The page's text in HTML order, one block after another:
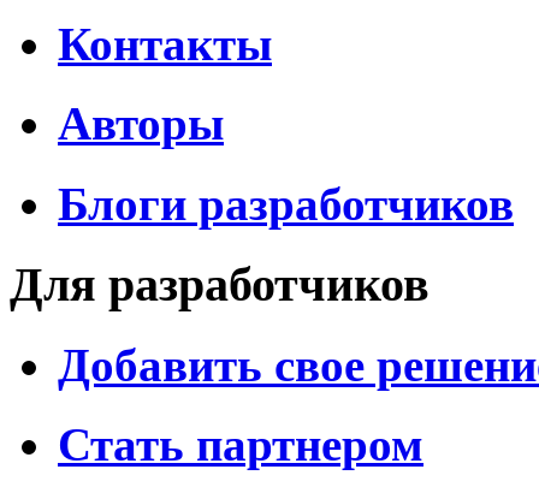
Контакты
Авторы
Блоги разработчиков
Для разработчиков
Добавить свое
Стать партнером